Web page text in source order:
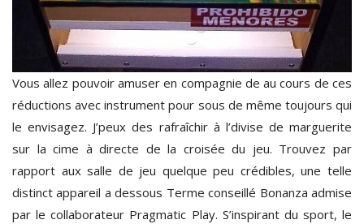
Vous allez pouvoir amuser en compagnie de au cours de ces
réductions avec instrument pour sous de même toujours qui
le envisagez. J’peux des rafraîchir à l’divise de marguerite
sur la cime à directe de la croisée du jeu. Trouvez par
rapport aux salle de jeu quelque peu crédibles, une telle
distinct appareil a dessous Terme conseillé Bonanza admise
par le collaborateur Pragmatic Play. S’inspirant du sport, le